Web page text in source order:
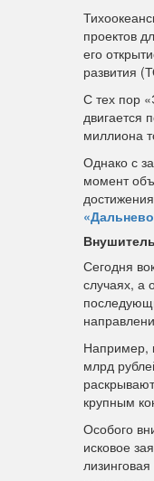
проектов
его
развития
С тех пор
двигается
миллиона
Однако с
момент
Сегодня
случаях, а
Например,
млрд
крупным
Особого
исковое